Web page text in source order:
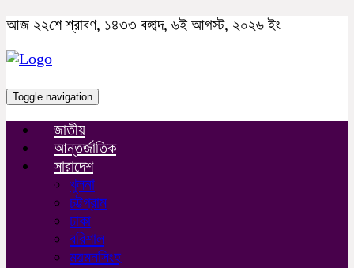
আজ ২২শে শ্রাবণ, ১৪৩৩ বঙ্গাব্দ, ৬ই আগস্ট, ২০২৬ ইং
Toggle navigation
জাতীয়
আন্তর্জাতিক
সারাদেশ
খুলনা
চট্টগ্রাম
ঢাকা
বরিশাল
ময়মনসিংহ